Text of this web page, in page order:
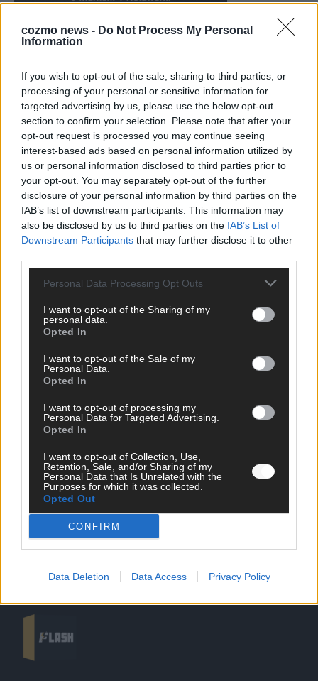
cozmo news - Do Not Process My Personal
Information
If you wish to opt-out of the sale, sharing to third parties, or
processing of your personal or sensitive information for
targeted advertising by us, please use the below opt-out
section to confirm your selection. Please note that after your
opt-out request is processed you may continue seeing
interest-based ads based on personal information utilized by
us or personal information disclosed to third parties prior to
your opt-out. You may separately opt-out of the further
disclosure of your personal information by third parties on the
IAB’s list of downstream participants. This information may
also be disclosed by us to third parties on the IAB’s List of
Downstream Participants that may further disclose it to other
Personal Data Processing Opt Outs
I want to opt-out of the Sharing of my
personal data.
Opted In
I want to opt-out of the Sale of my
Personal Data.
Opted In
I want to opt-out of processing my
Personal Data for Targeted Advertising.
Opted In
I want to opt-out of Collection, Use,
Retention, Sale, and/or Sharing of my
Personal Data that Is Unrelated with the
Purposes for which it was collected.
Opted Out
CONFIRM
Data Deletion Data Access Privacy Policy
ANZEIGE
SCHNELL ZUM RESSORT
Nachrichten
Wirtschaft
Ratgeber
Wissen
Kommentar
Streams & Storys
Eurovision
FLASH – DAS VIDEOPORTAL